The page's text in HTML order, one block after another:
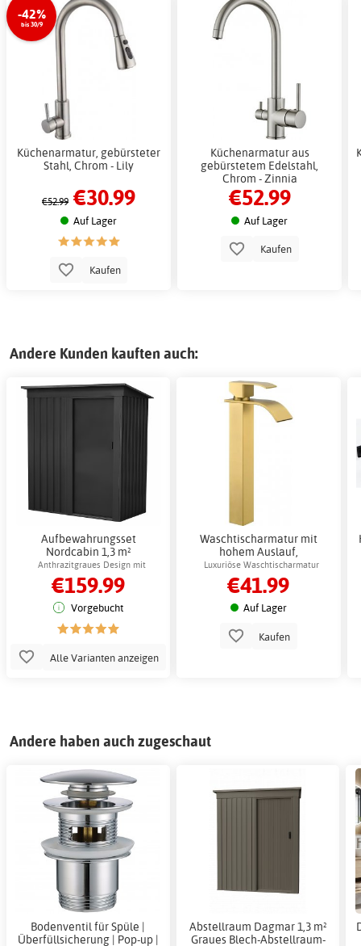
-42%
bis 30/9
Küchenarmatur, gebürsteter
Stahl, Chrom - Lily
€52.99 €30.99
Auf Lager
Kaufen
Küchenarmatur aus
gebürstetem Edelstahl,
Chrom - Zinnia
€52.99
Auf Lager
Kaufen
Andere Kunden kauften auch:
Aufbewahrungsset
Nordcabin 1,3 m²
Blechaufbewahrung
Außenaufbewahrung
Anthrazitgraues Design mit
Schiebetür für einfachen Zugang
€159.99
Vorgebucht
Alle Varianten anzeigen
Waschtischarmatur mit
hohem Auslauf,
Messing/Gold - Mohnrot
Luxuriöse Waschtischarmatur
€41.99
Auf Lager
Kaufen
Andere haben auch zugeschaut
Bodenventil für Spüle |
Überfüllsicherung | Pop-up |
Abstellraum Dagmar 1,3 m²
Graues Blech-Abstellraum-